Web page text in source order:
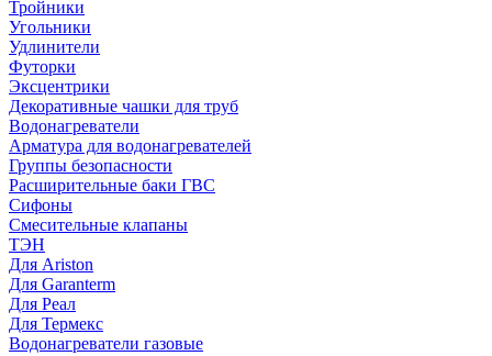
Тройники
Угольники
Удлинители
Футорки
Эксцентрики
Декоративные чашки для труб
Водонагреватели
Арматура для водонагревателей
Группы безопасности
Расширительные баки ГВС
Сифоны
Смесительные клапаны
ТЭН
Для Ariston
Для Garanterm
Для Реал
Для Термекс
Водонагреватели газовые